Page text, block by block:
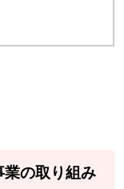
の取り組み